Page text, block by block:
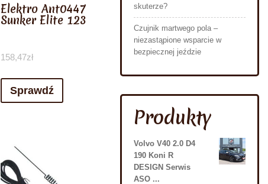
Elektro Ant0447
Sunker Elite 123
158,47zł
Sprawdź
skuterze?
Czujnik martwego pola –
niezastąpione wsparcie w
bezpiecznej jeździe
Produkty
Volvo V40 2.0 D4
190 Koni R
DESIGN Serwis
ASO ...